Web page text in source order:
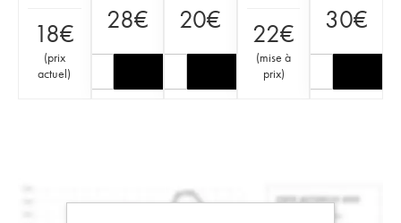
18€
(prix
actuel)
28€ 20€ 22€
(mise à
prix)
30€